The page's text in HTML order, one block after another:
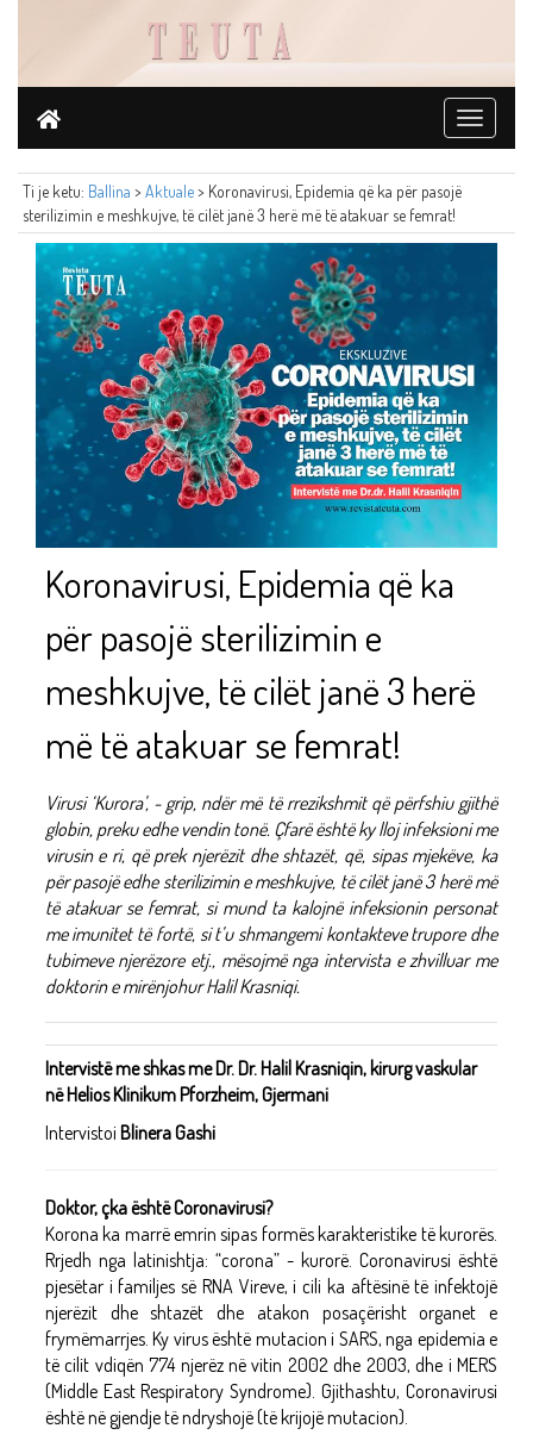
Toggle
Ti je ketu: Ballina >Aktuale> Koronavirusi, Epidemia që ka për pasojë
sterilizimin e meshkujve, të cilët janë 3 herë më të atakuar se femrat!
Koronavirusi, Epidemia që ka
për pasojë sterilizimin e
meshkujve, të cilët janë 3 herë
më të atakuar se femrat!
Virusi ‘Kurora’, - grip, ndër më të rrezikshmit që përfshiu gjithë
globin, preku edhe vendin tonë. Çfarë është ky lloj infeksioni me
virusin e ri, që prek njerëzit dhe shtazët, që, sipas mjekëve, ka
për pasojë edhe sterilizimin e meshkujve, të cilët janë 3 herë më
të atakuar se femrat, si mund ta kalojnë infeksionin personat
me imunitet të fortë, si t’u shmangemi kontakteve trupore dhe
tubimeve njerëzore etj., mësojmë nga intervista e zhvilluar me
doktorin e mirënjohur Halil Krasniqi.
Intervistë me shkas me Dr. Dr. Halil Krasniqin, kirurg vaskular
në Helios Klinikum Pforzheim, Gjermani
Intervistoi Blinera Gashi
Doktor, çka është Coronavirusi?
Korona ka marrë emrin sipas formës karakteristike të kurorës.
Rrjedh nga latinishtja: “corona” - kurorë. Coronavirusi është
pjesëtar i familjes së RNA Vireve, i cili ka aftësinë të infektojë
njerëzit dhe shtazët dhe atakon posaçërisht organet e
frymëmarrjes. Ky virus është mutacion i SARS, nga epidemia e
të cilit vdiqën 774 njerëz në vitin 2002 dhe 2003, dhe i MERS
(Middle East Respiratory Syndrome). Gjithashtu, Coronavirusi
është në gjendje të ndryshojë (të krijojë mutacion).